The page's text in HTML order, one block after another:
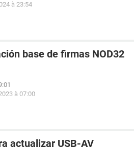
à 23:54
base de firmas NOD32
à 07:00
actualizar USB-AV